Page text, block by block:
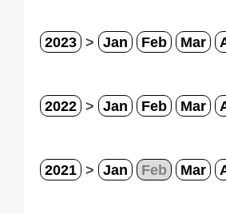
2023 > Jan Feb Mar
2022 > Jan Feb Mar
2021 > Jan Feb Mar